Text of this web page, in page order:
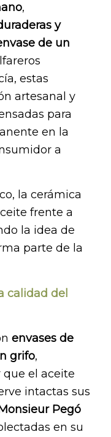
,
y
de un
estas
artesanal y
para
en la
a
la cerámica
frente a
la idea de
parte de la
calidad del
envases de
grifo,
que el aceite
intactas sus
Pegó
en su